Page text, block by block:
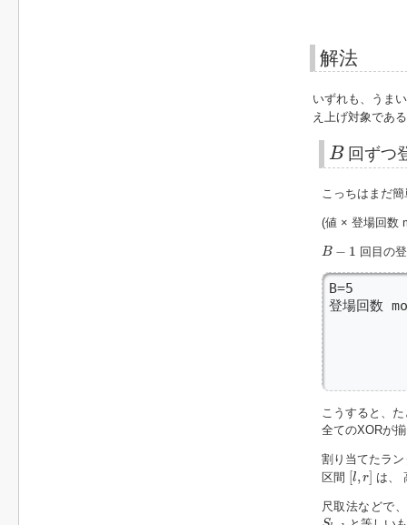
解法
いずれも、うま
え上げ対象であ
B
B回ずつ
こっちはまだ
(値 × 登場回数
B − 1
B− 回目の
B=5
登場回数
こうすると、
全てのXORが
割り当てたラ
区間 [l,r]
[l, ] は、
尺取法などで
Sl − 1